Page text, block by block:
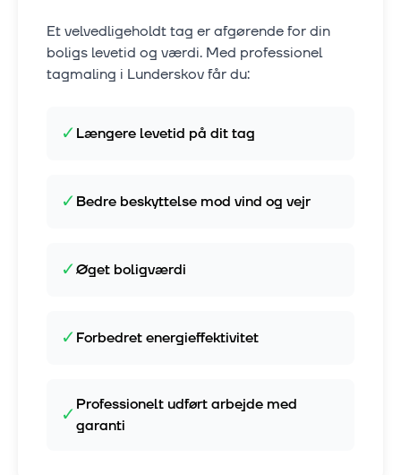
Et velvedligeholdt tag er afgørende for din
boligs levetid og værdi. Med professionel
tagmaling i Lunderskovfår du:
✓Længere levetid på dit tag
✓Bedre beskyttelse mod vind og vejr
✓Øget boligværdi
✓Forbedret energieffektivitet
✓Professionelt udført arbejde med
garanti